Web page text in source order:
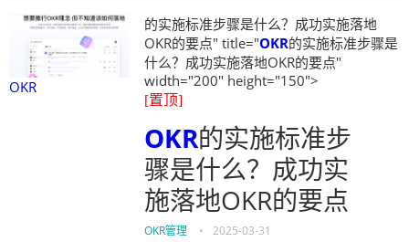
OKR
的实施标准步骤是什么？成功实施落地
OKR的要点" title="OKR的实施标准步骤是
什么？成功实施落地OKR的要点"
width="200" height="150">
[置顶]
OKR的实施标准步
骤是什么？成功实
施落地OKR的要点
OKR管理 • 2025-03-31